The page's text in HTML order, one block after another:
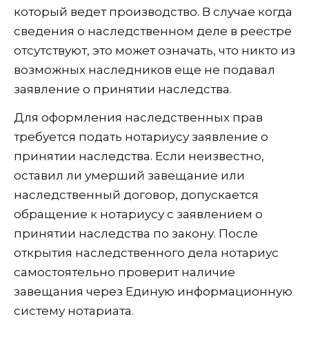
который ведет производство. В случае когда
сведения о наследственном деле в реестре
отсутствуют, это может означать, что никто из
возможных наследников еще не подавал
заявление о принятии наследства.
Для оформления наследственных прав
требуется подать нотариусу заявление о
принятии наследства. Если неизвестно,
оставил ли умерший завещание или
наследственный договор, допускается
обращение к нотариусу с заявлением о
принятии наследства по закону. После
открытия наследственного дела нотариус
самостоятельно проверит наличие
завещания через Единую информационную
систему нотариата.